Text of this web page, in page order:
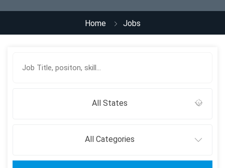
Home Jobs
All States
All Categories